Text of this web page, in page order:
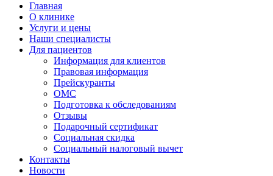
Главная
О клинике
Услуги и цены
Наши специалисты
Для пациентов
Информация для клиентов
Правовая информация
Прейскуранты
ОМС
Подготовка к обследованиям
Отзывы
Подарочный сертификат
Социальная скидка
Социальный налоговый вычет
Контакты
Новости